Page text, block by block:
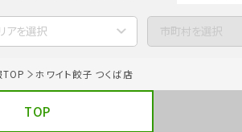
アを選択 市町村を選択
TOP ホワイト餃子 つくば店
TOP